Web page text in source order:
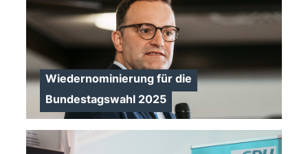
>
Wiedernominierung für die
Bundestagswahl 2025